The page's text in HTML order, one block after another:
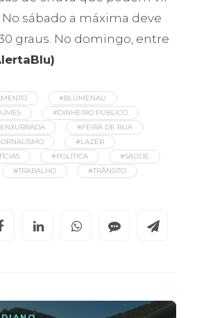
sábado a máxima deve
graus. No domingo, entre
#BLUMENAU
#DINHEIRO PÚBLICO
#FEIRA DE RUA
#LAZER
#POLÍTICA
#SAÚDE
#TRABALHO
#TRÂNSITO